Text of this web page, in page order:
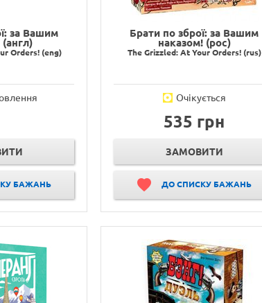
за Вашим
Orders! (eng)
БАЖАНЬ
Брати по зброї: за Вашим
наказом! (рос)
The Grizzled: At Your Orders! (rus)
Очікується
535 грн
ЗАМОВИТИ
ДО СПИСКУ БАЖАНЬ